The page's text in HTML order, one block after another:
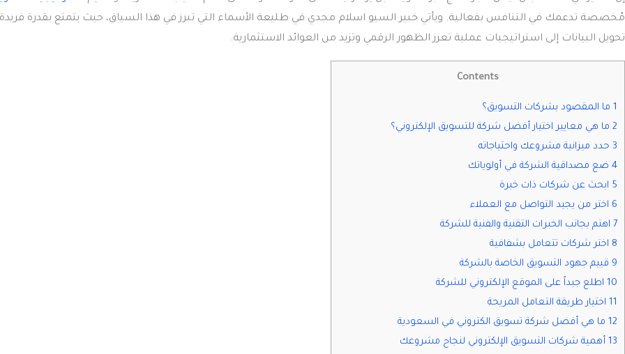
مُخصصة تدعمك في التنافس بفعالية. ويأتي خبير السيو اسلام مجدي في طليعة الأسماء التي تبرز في هذا السياق، حيث يتمتع بقدرة
تحويل البيانات إلى استراتيجيات عملية تعزز الظهور الرقمي وتزيد من العوائد الاستثمارية.
Contents
1 ما المقصود بشركات التسويق؟
2 ما هي معايير اختيار أفضل شركة للتسويق الإلكتروني؟
3 حدد ميزانية مشروعك واحتياجاته
4 ضع مصداقية الشركة في أولوياتك
5 ابحث عن شركات ذات خبرة
6 اختر من يجيد التواصل مع العملاء
7 اهتم بجانب الخبرات التقنية والفنية للشركة
8 اختر شركات تتعامل بشفافية
9 قييم جهود التسويق الخاصة بالشركة
10 اطلع جيداً على الموقع الإلكتروني للشركة
11 اختيار طريقة التعامل المريحة
12 ما هي أفضل شركة تسويق الكتروني في السعودية
13 أهمية شركات التسويق الإلكتروني لنجاح مشروعك